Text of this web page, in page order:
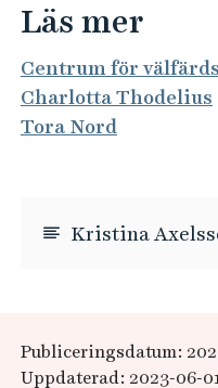
Läs mer
Centrum för
Charlotta Thodelius
Tora Nord
Kristina
Publiceringsdatum:
Uppdaterad: 2023-06-01